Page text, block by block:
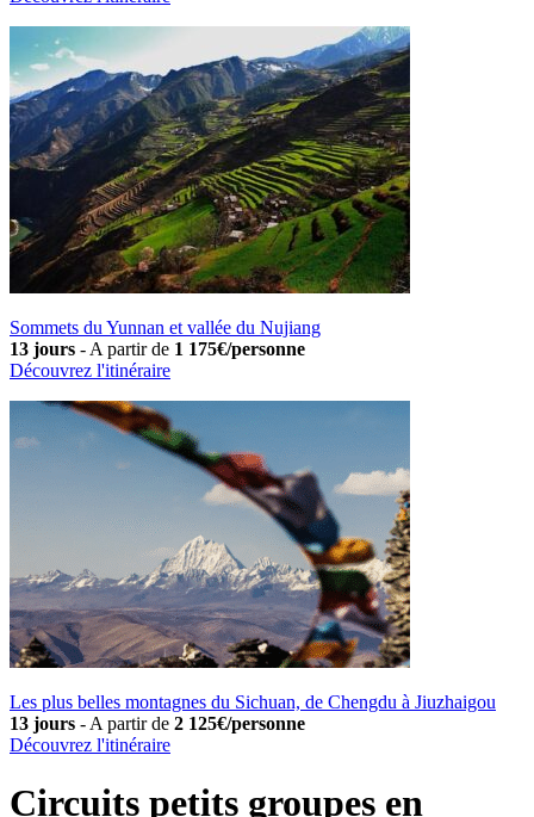
Sommets du Yunnan et vallée du Nujiang
13 jours - A partir de 1 175€/personne
Découvrez l'itinéraire
Les plus belles montagnes du Sichuan, de Chengdu à Jiuzhaigou
13 jours - A partir de 2 125€/personne
Découvrez l'itinéraire
Circuits petits groupes en